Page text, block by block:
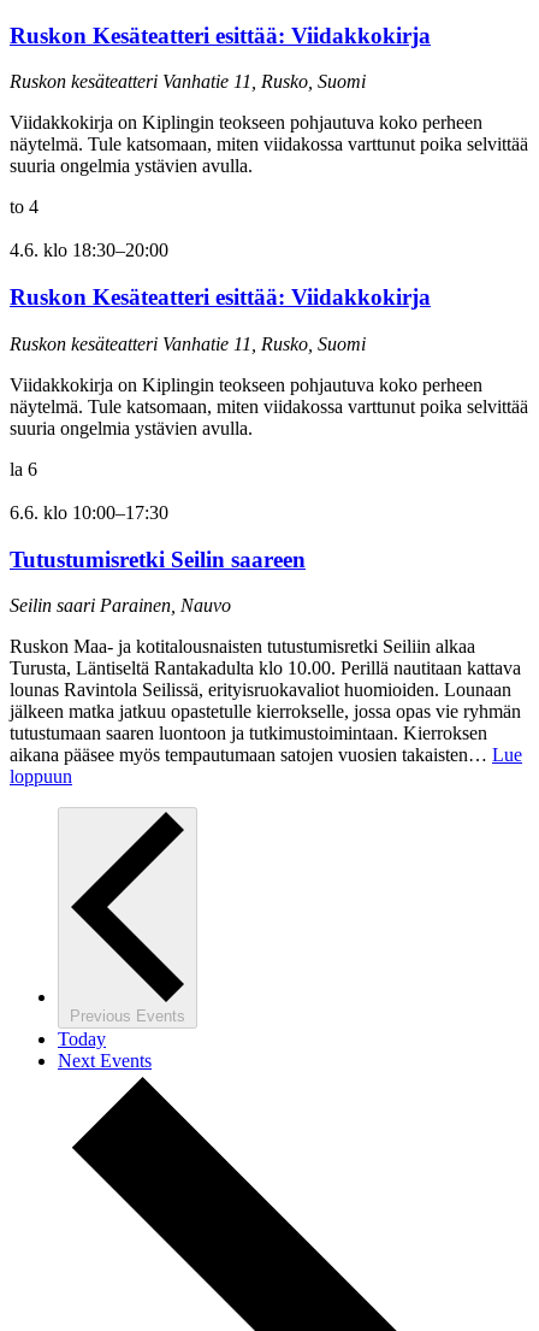
Ruskon Kesäteatteri esittää: Viidakkokirja
Ruskon kesäteatteri Vanhatie 11, Rusko, Suomi
Viidakkokirja on Kiplingin teokseen pohjautuva koko perheen
näytelmä. Tule katsomaan, miten viidakossa varttunut poika selvittää
suuria ongelmia ystävien avulla.
to 4
4.6. klo 18:30–20:00
Ruskon Kesäteatteri esittää: Viidakkokirja
Ruskon kesäteatteri Vanhatie 11, Rusko, Suomi
Viidakkokirja on Kiplingin teokseen pohjautuva koko perheen
näytelmä. Tule katsomaan, miten viidakossa varttunut poika selvittää
suuria ongelmia ystävien avulla.
la 6
6.6. klo 10:00–17:30
Tutustumisretki Seilin saareen
Seilin saari Parainen, Nauvo
Ruskon Maa- ja kotitalousnaisten tutustumisretki Seiliin alkaa
Turusta, Läntiseltä Rantakadulta klo 10.00. Perillä nautitaan kattava
lounas Ravintola Seilissä, erityisruokavaliot huomioiden. Lounaan
jälkeen matka jatkuu opastetulle kierrokselle, jossa opas vie ryhmän
tutustumaan saaren luontoon ja tutkimustoimintaan. Kierroksen
aikana pääsee myös tempautumaan satojen vuosien takaisten… Lue
loppuun
Previous Events
Today
Next Events